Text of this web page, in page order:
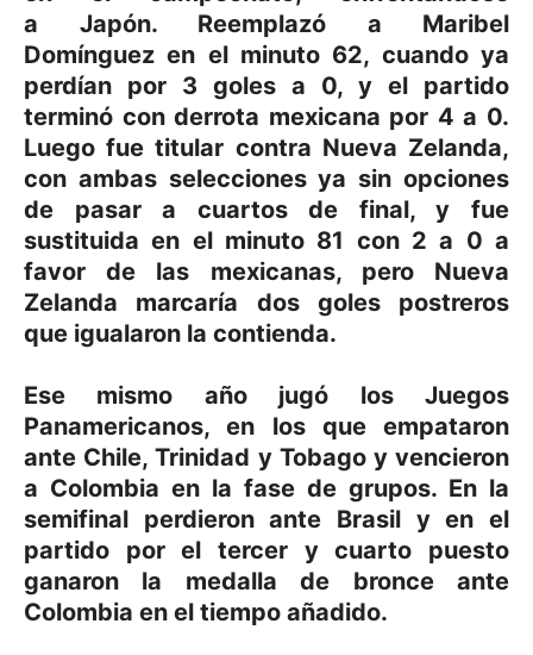
a Japón. Reemplazó a Maribel
Domínguez en el minuto 62, cuando ya
perdían por 3 goles a 0, y el partido
terminó con derrota mexicana por 4 a 0.
Luego fue titular contra Nueva Zelanda,
con ambas selecciones ya sin opciones
de pasar a cuartos de final, y fue
sustituida en el minuto 81 con 2 a 0 a
favor de las mexicanas, pero Nueva
Zelanda marcaría dos goles postreros
que igualaron la contienda.
Ese mismo año jugó los Juegos
Panamericanos, en los que empataron
ante Chile, Trinidad y Tobago y vencieron
a Colombia en la fase de grupos. En la
semifinal perdieron ante Brasil y en el
partido por el tercer y cuarto puesto
ganaron la medalla de bronce ante
Colombia en el tiempo añadido.